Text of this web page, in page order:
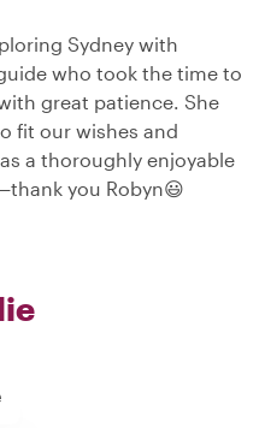
Sydney with
who took the time to
great patience. She
fit our wishes and
a thoroughly enjoyable
you Robyn😃